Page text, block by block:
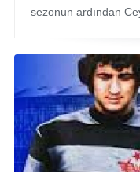
sezonun ardından